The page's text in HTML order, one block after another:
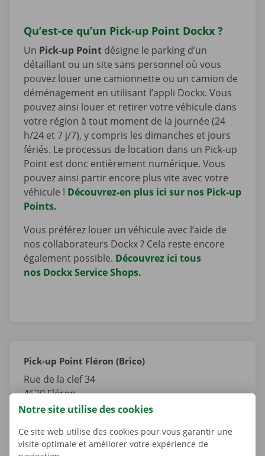
Qu’est-ce qu’un Pick-up Point Dockx ?
Un Pick-up Point désigne le parking d’un
détaillant ou un site sans personnel où vous
pouvez louer une camionnette ou un camion de
déménagement en utilisant l’appli Dockx. Vous
pouvez ainsi louer et retirer votre véhicule dans
votre région à tout moment de la journée (24
h/24 et 7 j/7), y compris les dimanches et jours
fériés. Le processus de location dans un Pick-up
Point est donc entièrement numérique. Vous
pouvez ainsi partir encore plus vite avec votre
véhicule ! Découvrez-en plus ici sur nos Pick-up
Points.
Vous préférez louer un véhicule avec l’aide de
nos collaborateurs Dockx ? Cela reste encore
également possible. Découvrez ici tous
nos Dockx Service Shops.
Pick-up Point Fléron (Brico)
Rue de la clef 34
4620Fléron
Liège
Notre site utilise des cookies
Ce site web utilise des cookies pour vous garantir une
visite optimale et améliorer votre expérience de